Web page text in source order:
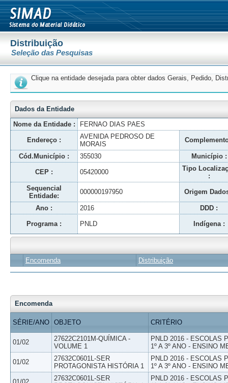
Distribuição
Seleção das Pesquisas
Clique na entidade desejada para obter dados Gerais, Pedido,
Dados da Entidade
Nome da Entidade :
FERNAO DIAS PAES
Endereço :
AVENIDA PEDROSO DE
MORAIS
Cód.Município : 355030 Município :
CEP : 05420000
Tipo
:
Sequencial
Entidade:
000000197950 Origem
Ano : 2016 DDD :
Programa : PNLD Indígena :
Encomenda Distribuição
Encomenda
SÉRIE/ANO OBJETO CRITÉRIO
01/02
27622C2101M-QUÍMICA -
VOLUME 1
PNLD 2016 - ESCOLAS
1º A 3º ANO - ENSINO
01/02
27632C0601L-SER
PROTAGONISTA HISTÓRIA 1
PNLD 2016 - ESCOLAS
1º A 3º ANO - ENSINO
27632C0601L-SER
PNLD 2016 - ESCOLAS